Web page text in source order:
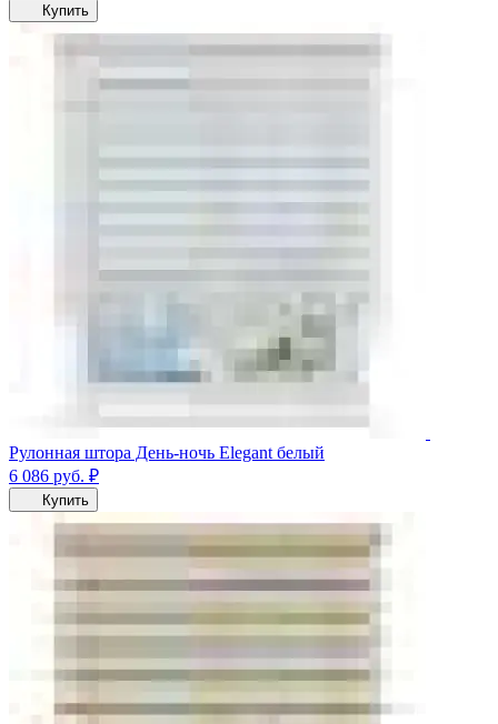
Купить
Рулонная штора День-ночь Elegant белый
6 086 руб. ₽
Купить